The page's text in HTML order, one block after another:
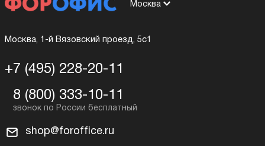
Москва
Москва, 1-й Вязовский проезд, 5с1
+7 (495) 228-20-11
8 (800) 333-10-11
shop@foroffice.ru